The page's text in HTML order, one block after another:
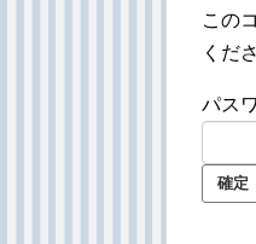
この
くだ
パス